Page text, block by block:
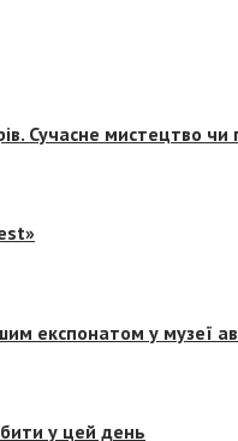
Сучасне мистецтво
експонатом у музеї
у цей день